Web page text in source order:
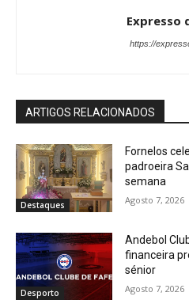
Expresso
https://
ARTIGOS RELACIONADOS
Destaques
Fornelos
padroeira
semana
Agosto 7, 2026
Desporto
Andebol
financeira
sénior
Agosto 7, 2026